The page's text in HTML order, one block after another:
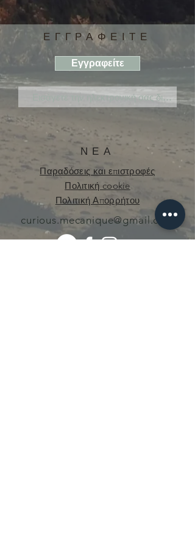
ΕΓΓΡΑΦΕΙΤΕ
Εγγραφείτε
ΝΕΑ
Παραδόσεις και επιστροφές
Πολιτική cookie
Πολιτική Απορρήτου
curious.mecanique@gmail.com